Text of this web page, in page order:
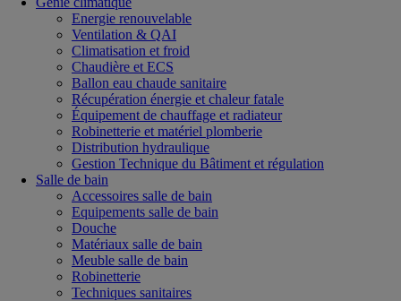
Energie renouvelable
Ventilation & QAI
Climatisation et froid
Chaudière et ECS
Ballon eau chaude sanitaire
Récupération énergie et chaleur fatale
Équipement de chauffage et radiateur
Robinetterie et matériel plomberie
Distribution hydraulique
Gestion Technique du Bâtiment et régulation
Salle de bain
Accessoires salle de bain
Equipements salle de bain
Douche
Matériaux salle de bain
Meuble salle de bain
Robinetterie
Techniques sanitaires